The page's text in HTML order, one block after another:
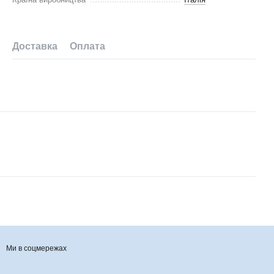
Доставка Оплата
Ми в соцмережах